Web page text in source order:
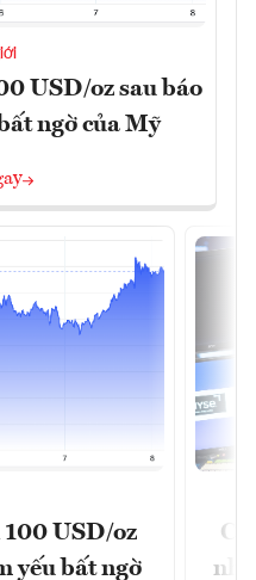
USD/oz sau báo
ngờ của Mỹ
100 USD/oz
yếu bất ngờ